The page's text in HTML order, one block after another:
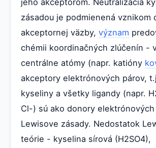
zásadou je podmienená vznikom
akceptornej väzby, význam
chémii koordinačných zlúčenín -
centrálne atómy (napr. katióny
akceptory elektrónových párov,
kyseliny a všetky ligandy (napr.
Cl-) sú ako donory
Lewisove zásady. Nedostatok
teórie - kyselina sírová (H2SO4),